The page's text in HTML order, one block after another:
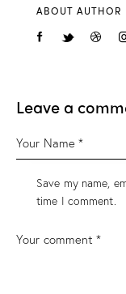
ABOUT AUTHOR
Leave a
Save my name,
time I comment.